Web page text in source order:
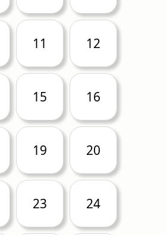
11 12
15 16
19 20
23 24